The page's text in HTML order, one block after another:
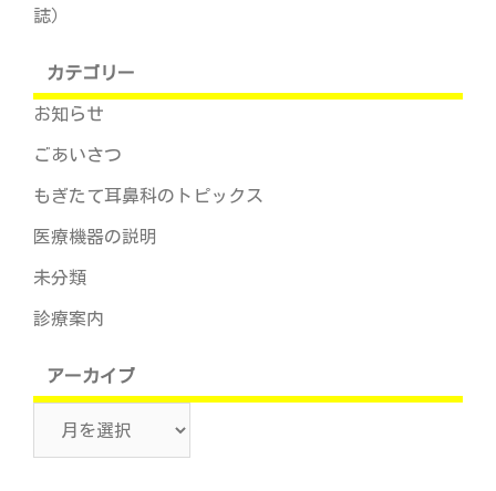
誌）
カテゴリー
お知らせ
ごあいさつ
もぎたて耳鼻科のトピックス
医療機器の説明
未分類
診療案内
アーカイブ